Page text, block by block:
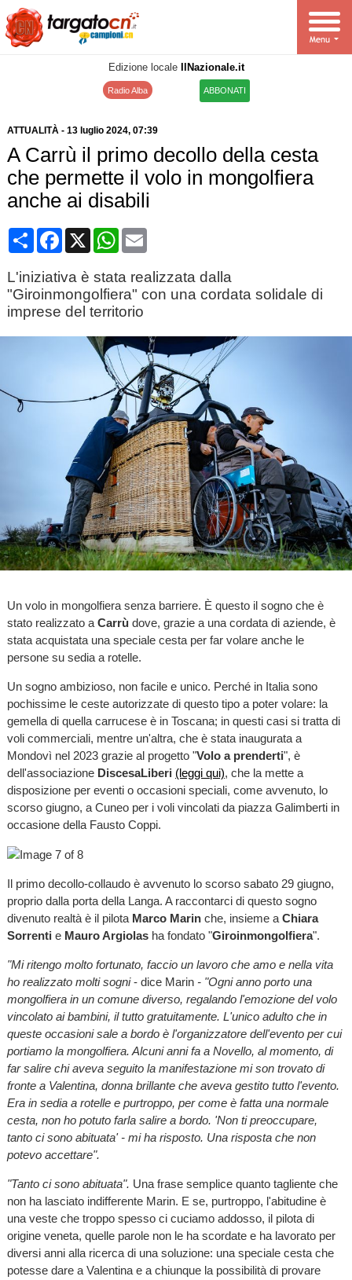
Edizione locale IlNazionale.it
Radio Alba ABBONATI
ATTUALITÀ- 13 luglio 2024, 07:39
A Carrù il primo decollo della cesta
che permette il volo in mongolfiera
anche ai disabili
CondividiFacebook
X WhatsApp
Email
L'iniziativa è stata realizzata dalla
"Giroinmongolfiera" con una cordata solidale di
imprese del territorio
Un volo in mongolfiera senza barriere. È questo il sogno che è
stato realizzato a Carrù dove, grazie a una cordata di aziende, è
stata acquistata una speciale cesta per far volare anche le
persone su sedia a rotelle.
Un sogno ambizioso, non facile e unico. Perché in Italia sono
pochissime le ceste autorizzate di questo tipo a poter volare: la
gemella di quella carrucese è in Toscana; in questi casi si tratta di
voli commerciali, mentre un'altra, che è stata inaugurata a
Mondovì nel 2023 grazie al progetto "Volo a prenderti", è
dell'associazioneDiscesaLiberi (leggi qui), che la mette a
disposizione per eventi o occasioni speciali, come avvenuto, lo
scorso giugno, a Cuneo per i voli vincolati da piazza Galimberti in
occasione della Fausto Coppi.
Il primo decollo-collaudo è avvenuto lo scorso sabato 29 giugno,
proprio dalla porta della Langa. A raccontarci di questo sogno
divenuto realtà è il pilota Marco Marinche, insieme a Chiara
Sorrenti e Mauro Argiolasha fondato "Giroinmongolfiera".
"Mi ritengo molto fortunato, faccio un lavoro che amo e nella vita
ho realizzato molti sogni- dice Marin - "Ogni anno porto una
mongolfiera in un comune diverso, regalando l'emozione del volo
vincolato ai bambini, il tutto gratuitamente. L'unico adulto che in
queste occasioni sale a bordo è l'organizzatore dell'evento per cui
portiamo la mongolfiera. Alcuni anni fa a Novello, al momento, di
far salire chi aveva seguito la manifestazione mi son trovato di
fronte a Valentina, donna brillante che aveva gestito tutto l'evento.
Era in sedia a rotelle e purtroppo, per come è fatta una normale
cesta, non ho potuto farla salire a bordo. 'Non ti preoccupare,
tanto ci sono abituata' - mi ha risposto. Una risposta che non
potevo accettare".
"Tanto ci sono abituata". Una frase semplice quanto tagliente che
non ha lasciato indifferente Marin. E se, purtroppo, l'abitudine è
una veste che troppo spesso ci cuciamo addosso, il pilota di
origine veneta, quelle parole non le ha scordate e ha lavorato per
diversi anni alla ricerca di una soluzione: una speciale cesta che
potesse dare a Valentina e a chiunque la possibilità di provare